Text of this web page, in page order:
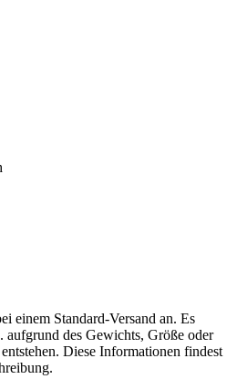
einem Standard-Versand an. Es
des Gewichts, Größe oder
Diese Informationen findest